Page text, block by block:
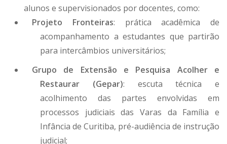
alunos e supervisionados por docentes, como:
Projeto Fronteiras: prática acadêmica de
acompanhamento a estudantes que partirão
para intercâmbios universitários;
Grupo de Extensão e Pesquisa Acolher e
Restaurar (Gepar): escuta técnica e
acolhimento das partes envolvidas em
processos judiciais das Varas da Família e
Infância de Curitiba, pré-audiência de instrução
judicial;